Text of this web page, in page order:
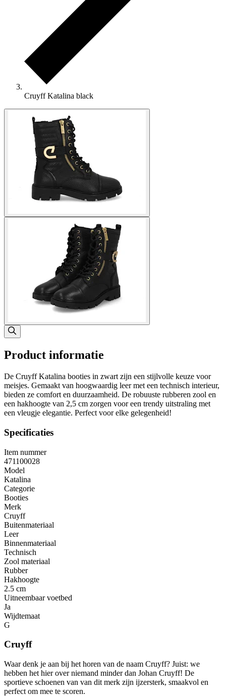
Cruyff Katalina black
Product informatie
De Cruyff Katalina booties in zwart zijn een stijlvolle keuze voor
meisjes. Gemaakt van hoogwaardig leer met een technisch interieur,
bieden ze comfort en duurzaamheid. De robuuste rubberen zool en
een hakhoogte van 2,5 cm zorgen voor een trendy uitstraling met
een vleugje elegantie. Perfect voor elke gelegenheid!
Specificaties
Item nummer
471100028
Model
Katalina
Categorie
Booties
Merk
Cruyff
Buitenmateriaal
Leer
Binnenmateriaal
Technisch
Zool materiaal
Rubber
Hakhoogte
2.5 cm
Uitneembaar voetbed
Ja
Wijdtemaat
G
Cruyff
Waar denk je aan bij het horen van de naam Cruyff? Juist: we
hebben het hier over niemand minder dan Johan Cruyff! De
sportieve schoenen van van dit merk zijn ijzersterk, smaakvol en
perfect om mee te scoren.